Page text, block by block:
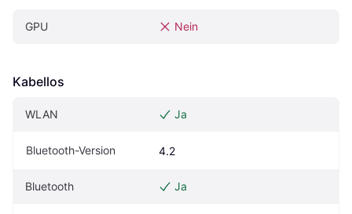
GPU Nein
Kabellos
WLAN Ja
Bluetooth-Version 4.2
Bluetooth Ja